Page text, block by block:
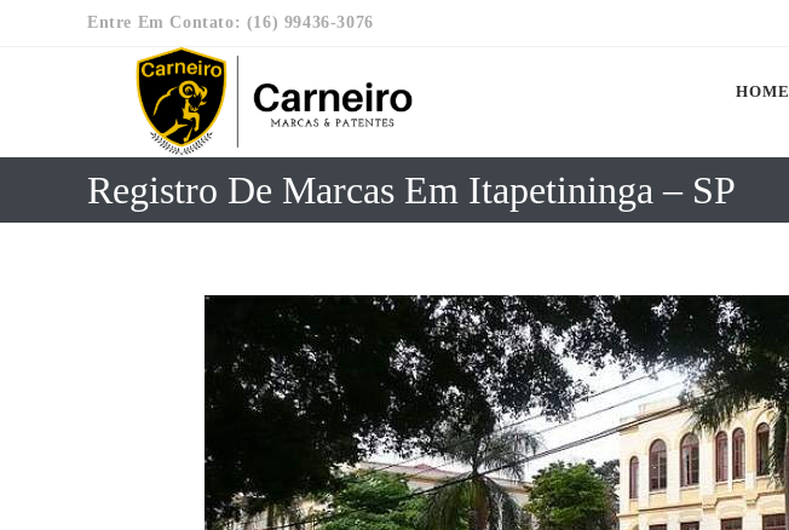
Entre Em Contato: (16) 99436-3076
HOME
Registro De Marcas Em Itapetininga – SP